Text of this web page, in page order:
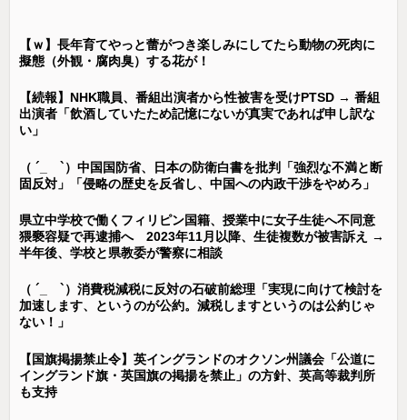
【ｗ】長年育てやっと蕾がつき楽しみにしてたら動物の死肉に
擬態（外観・腐肉臭）する花が！
【続報】NHK職員、番組出演者から性被害を受けPTSD → 番組
出演者「飲酒していたため記憶にないが真実であれば申し訳な
い」
（ ´_ゝ`）中国国防省、日本の防衛白書を批判「強烈な不満と断
固反対」「侵略の歴史を反省し、中国への内政干渉をやめろ」
県立中学校で働くフィリピン国籍、授業中に女子生徒へ不同意
猥褻容疑で再逮捕へ 2023年11月以降、生徒複数が被害訴え →
半年後、学校と県教委が警察に相談
（ ´_ゝ`）消費税減税に反対の石破前総理「実現に向けて検討を
加速します、というのが公約。減税しますというのは公約じゃ
ない！」
【国旗掲揚禁止令】英イングランドのオクソン州議会「公道に
イングランド旗・英国旗の掲揚を禁止」の方針、英高等裁判所
も支持